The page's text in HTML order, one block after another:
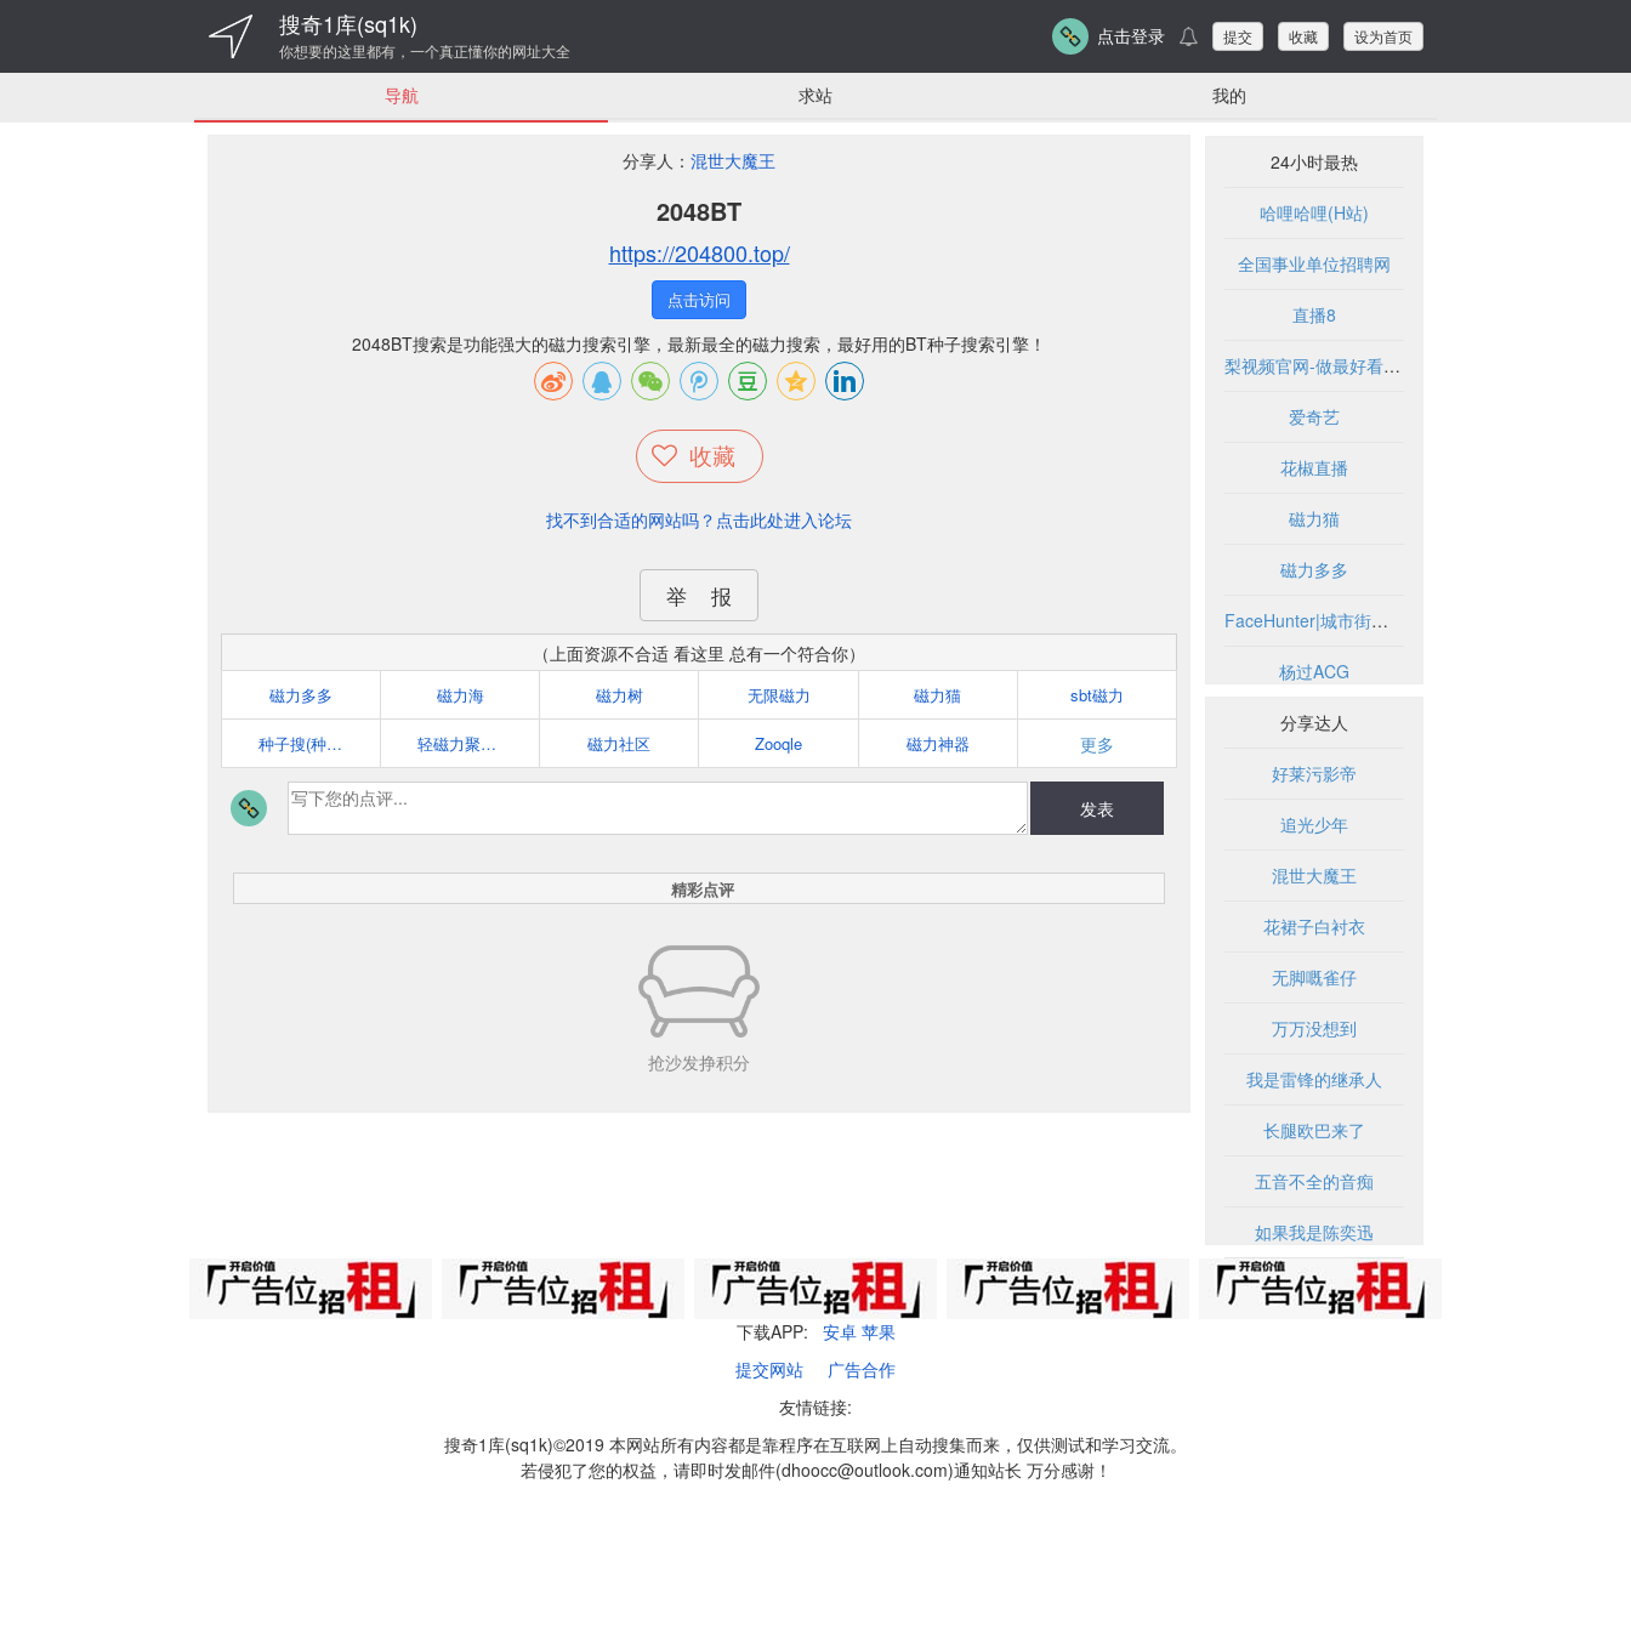
搜奇1库(sq1k)
你想要的这里都有，一个真正懂你的网址大全
点击登录 提交 收藏 设为首页
导航 求站 我的
分享人： 混世大魔王
2048BT
https://204800.top/
点击访问
2048BT搜索是功能强大的磁力搜索引擎，最新最全的磁力搜索，最好用的BT种子搜索引擎！
收藏
找不到合适的网站吗？点击此处进入论坛
举 报
（上面资源不合适 看这里 总有一个符合你）
磁力多多 磁力海 磁力树 无限磁力 磁力猫 sbt磁力
种子搜(种子帝) 轻磁力聚合搜索引擎 磁力社区 Zooqle 磁力神器 更多
发表
精彩点评
抢沙发挣积分
24小时最热
哈哩哈哩(H站)
全国事业单位招聘网
直播8
梨视频官网-做最好看的资讯短视频-Pear Video
爱奇艺
花椒直播
磁力猫
磁力多多
FaceHunter|城市街头时尚摄影博客
杨过ACG
分享达人
好莱污影帝
追光少年
混世大魔王
花裙子白衬衣
无脚嘅雀仔
万万没想到
我是雷锋的继承人
长腿欧巴来了
五音不全的音痴
如果我是陈奕迅
下载APP: 安卓 苹果
提交网站
广告合作
友情链接:
搜奇1库(sq1k)©2019 本网站所有内容都是靠程序在互联网上自动搜集而来，仅供测试和学习交流。
若侵犯了您的权益，请即时发邮件(dhoocc@outlook.com)通知站长 万分感谢！